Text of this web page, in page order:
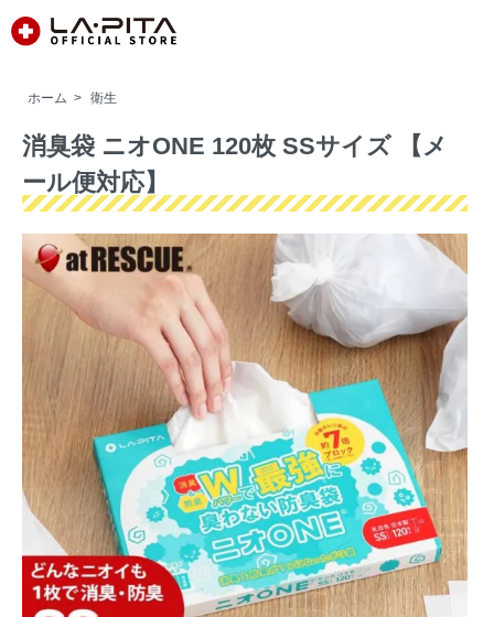
ホーム > 衛生
消臭袋 ニオONE 120枚 SSサイズ 【メ
ール便対応】